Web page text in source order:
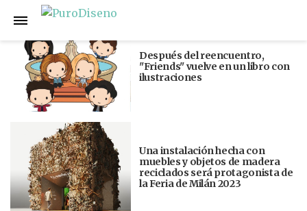
Anterior
Después del reencuentro,
"Friends" vuelve en un libro con
ilustraciones
Una instalación hecha con
muebles y objetos de madera
reciclados será protagonista de
la Feria de Milán 2023
Siguiente